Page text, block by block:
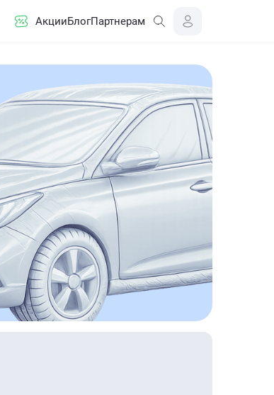
АкцииБлогПартнерам